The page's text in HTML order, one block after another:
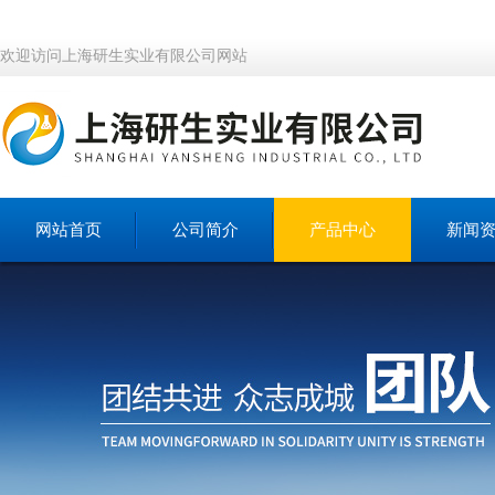
欢迎访问上海研生实业有限公司网站
网站首页 公司简介 产品中心 新闻